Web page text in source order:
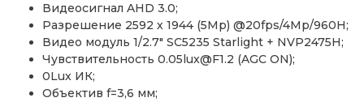
Видеосигнал AHD 3.0;
Разрешение 2592 х 1944 (5Mp) @20fps/4Mp/960H;
Видео модуль 1/2.7″ SC5235 Starlight + NVP2475H;
Чувствительность 0.05lux@F1.2 (AGC ON);
0Lux ИК;
Объектив f=3,6 мм;